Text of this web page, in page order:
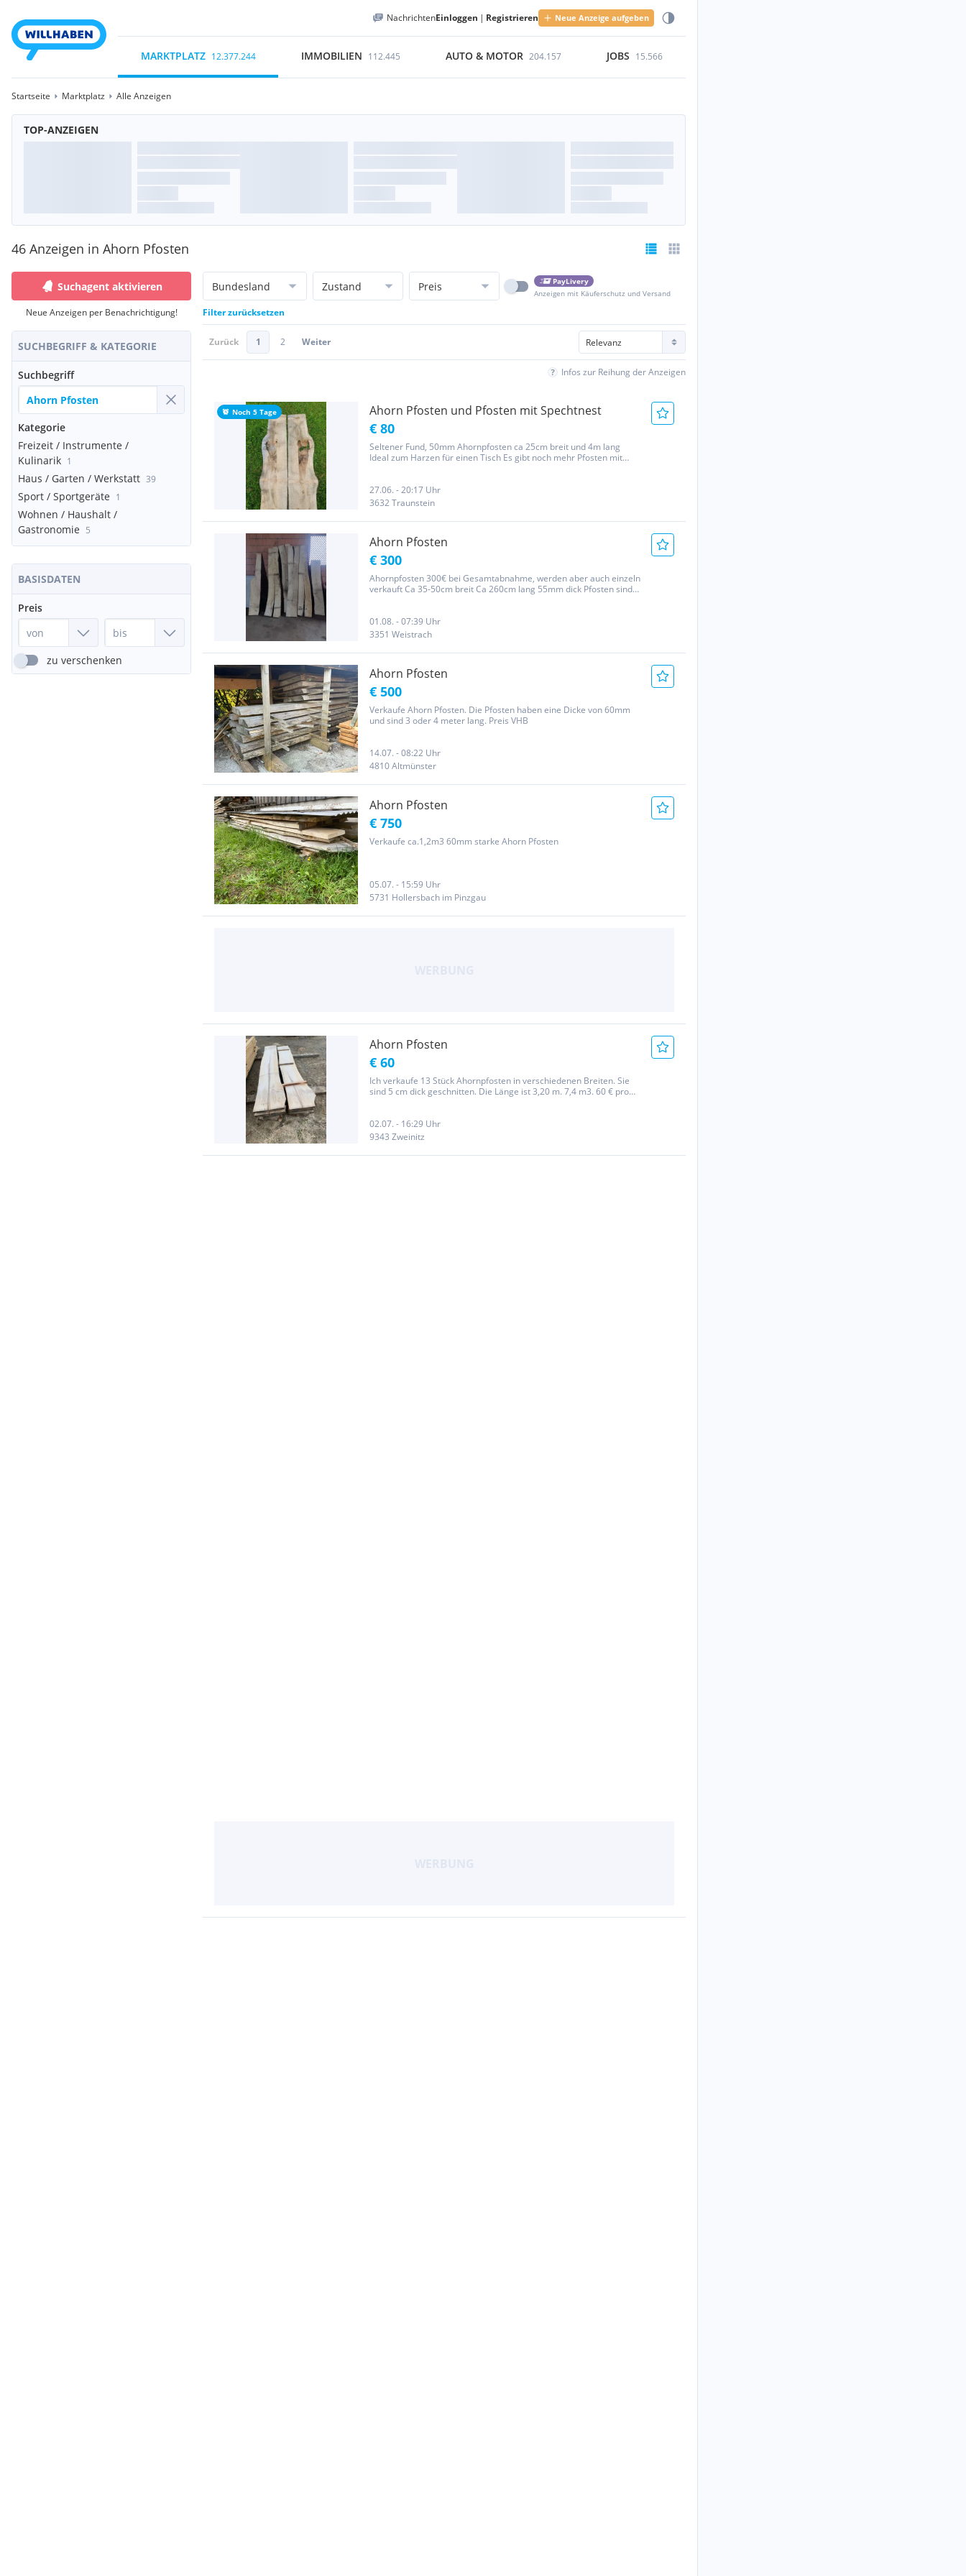
NachrichtenEinloggen | Registrieren Neue Anzeige aufgeben
MARKTPLATZ 12.377.244 IMMOBILIEN 112.445 AUTO & MOTOR 204.157 JOBS 15.566
Startseite Marktplatz Alle Anzeigen
TOP-ANZEIGEN
46 Anzeigen in Ahorn Pfosten
Suchagent aktivieren
Neue Anzeigen per Benachrichtigung!
SUCHBEGRIFF & KATEGORIE
Suchbegriff
Kategorie
Freizeit / Instrumente /
Kulinarik 1
Haus / Garten / Werkstatt 39
Sport / Sportgeräte 1
Wohnen / Haushalt /
Gastronomie 5
BASISDATEN
Preis
zu verschenken
Bundesland Zustand Preis
PayLivery
Anzeigen mit Käuferschutz und Versand
Filter zurücksetzen
Zurück 1 2 Weiter
Infos zur Reihung der Anzeigen
Noch 5 Tage Ahorn Pfosten und Pfosten mit Spechtnest
€ 80
Seltener Fund, 50mm Ahornpfosten ca 25cm breit und 4m lang
Ideal zum Harzen für einen Tisch Es gibt noch mehr Pfosten mit
breite und...
27.06. - 20:17 Uhr
3632 Traunstein
Ahorn Pfosten
€ 300
Ahornpfosten 300€ bei Gesamtabnahme, werden aber auch einzeln
verkauft Ca 35-50cm breit Ca 260cm lang 55mm dick Pfosten sind
01.08. - 07:39 Uhr
3351 Weistrach
Ahorn Pfosten
€ 500
Verkaufe Ahorn Pfosten. Die Pfosten haben eine Dicke von 60mm
und sind 3 oder 4 meter lang. Preis VHB
14.07. - 08:22 Uhr
4810 Altmünster
Ahorn Pfosten
€ 750
Verkaufe ca.1,2m3 60mm starke Ahorn Pfosten
05.07. - 15:59 Uhr
5731 Hollersbach im Pinzgau
Ahorn Pfosten
€ 60
Ich verkaufe 13 Stück Ahornpfosten in verschiedenen Breiten. Sie
sind 5 cm dick geschnitten. Die Länge ist 3,20 m. 7,4 m3. 60 € pro
02.07. - 16:29 Uhr
9343 Zweinitz